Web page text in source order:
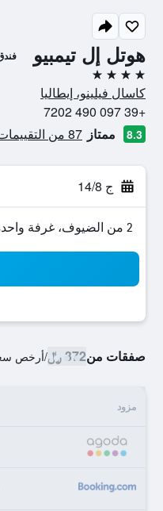
هوتل إل تيمبيو
4 نجوم
كاسال فيلينو، إيطاليا
+39 097 490 7202
8.3 ممتاز 87 من التقييمات تم التحقق منها
ج 14/8
2 من الضيوف، غرفة واحدة
صفقات من372 ﷼ /أرخص
مزود